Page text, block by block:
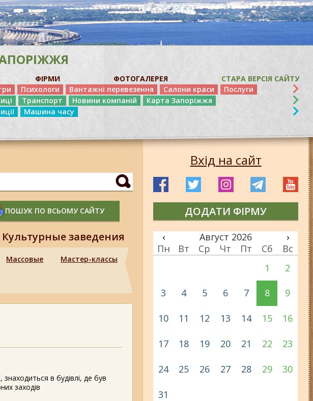
ФІРМИ ФОТОГАЛЕРЕЯ
СТАРА ВЕРСІЯ САЙТУ
Психологи Вантажні перевезення Салони краси
Послуги
Транспорт Новини компаній
Карта Запоріжжя
Машина часу
ПОШУК ПО ВСЬОМУ САЙТУ
Культурные заведения
Массовые
Мастер-классы
в будівлі, де був
заходів
Вхід на сайт
ДОДАТИ ФІРМУ
1 2
3 4 5 6 7 8 9
10 11 12 13 14 15 16
17 18 19 20 21 22 23
24 25 26 27 28 29 30
31
‹ Август 2026
›
Пн
Вт Ср Чт Пт Сб Вс